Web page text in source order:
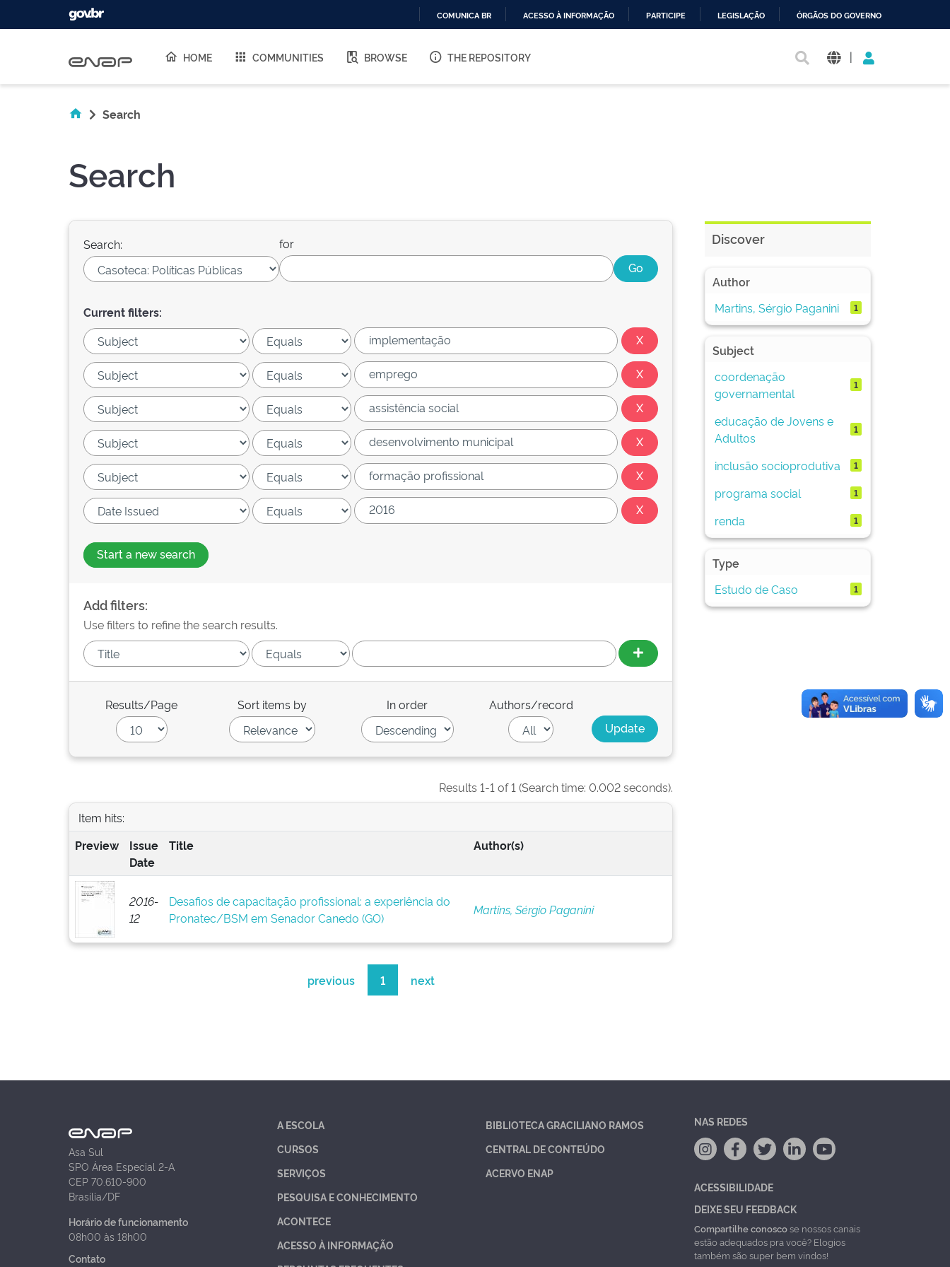
O
COMUNICA BR ACESSO À INFORMAÇÃO PARTICIPE LEGISLAÇÃO ÓRGÃOS DO GOVERNO
HOME COMMUNITIES BROWSE THE REPOSITORY |
Search
Search
Search: for
Current filters:
Start a new search
Add filters:
Use filters to refine the search results.
Results/Page Sort items by In order Authors/record
Results 1-1 of 1 (Search time: 0.002 seconds).
Item hits:
Preview
Issue
Date
Title Author(s)
2016-
12
Desafios de capacitação profissional: a experiência do
Pronatec/BSM em Senador Canedo (GO)
Martins, Sérgio Paganini
previous 1 next
Discover
Author
Martins, Sérgio Paganini
1
Subject
coordenação
governamental
1
educação de Jovens e
Adultos
1
inclusão socioprodutiva 1
programa social 1
renda 1
Type
Estudo de Caso
1
Asa Sul
SPO Área Especial 2-A
CEP 70.610-900
Brasília/DF
Horário de funcionamento
08h00 às 18h00
Contato
A ESCOLA
CURSOS
SERVIÇOS
PESQUISA E CONHECIMENTO
ACONTECE
ACESSO À INFORMAÇÃO
BIBLIOTECA GRACILIANO RAMOS
CENTRAL DE CONTEÚDO
ACERVO ENAP
NAS REDES
ACESSIBILIDADE
DEIXE SEU FEEDBACK
Compartilhe conoscose nossos canais
estão adequados pra você? Elogios
também são super bem vindos!